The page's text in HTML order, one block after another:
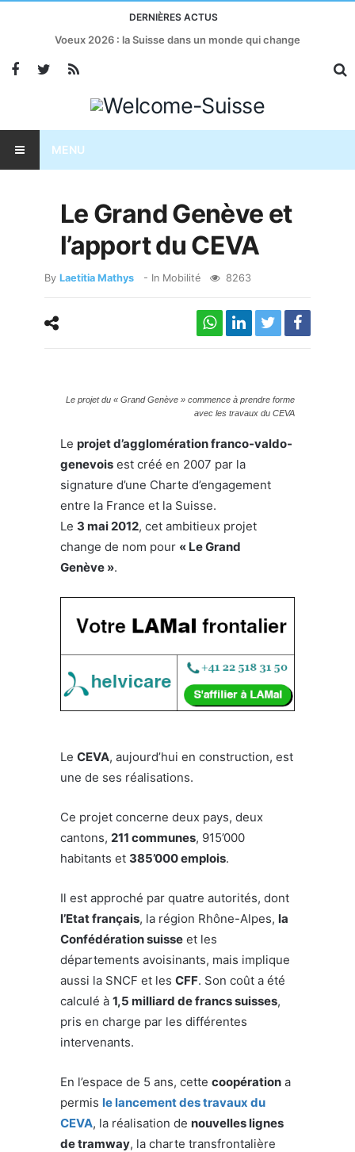
DERNIÈRES ACTUS
Voeux 2026 : la Suisse dans un monde qui change
MENU
Le Grand Genève et
l’apport du CEVA
By Laetitia Mathys - In Mobilité 8263
Le projet du « Grand Genève » commence à prendre forme
avec les travaux du CEVA
Le projet d’agglomération franco-valdo-
genevois est créé en 2007 par la
signature d’une Charte d’engagement
entre la France et la Suisse.
Le 3 mai 2012, cet ambitieux projet
change de nom pour « Le Grand
Genève ».
Le CEVA, aujourd’hui en construction, est
une de ses réalisations.
Ce projet concerne deux pays, deux
cantons, 211 communes, 915’000
habitants et 385’000 emplois.
Il est approché par quatre autorités, dont
l’Etat français, la région Rhône-Alpes, la
Confédération suisse et les
départements avoisinants, mais implique
aussi la SNCF et les CFF. Son coût a été
calculé à 1,5 milliard de francs suisses,
pris en charge par les différentes
intervenants.
En l’espace de 5 ans, cette coopération a
permis le lancement des travaux du
CEVA, la réalisation de nouvelles lignes
de tramway, la charte transfrontalière